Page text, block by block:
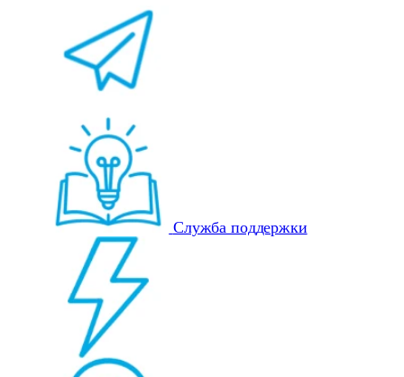
Служба поддержки